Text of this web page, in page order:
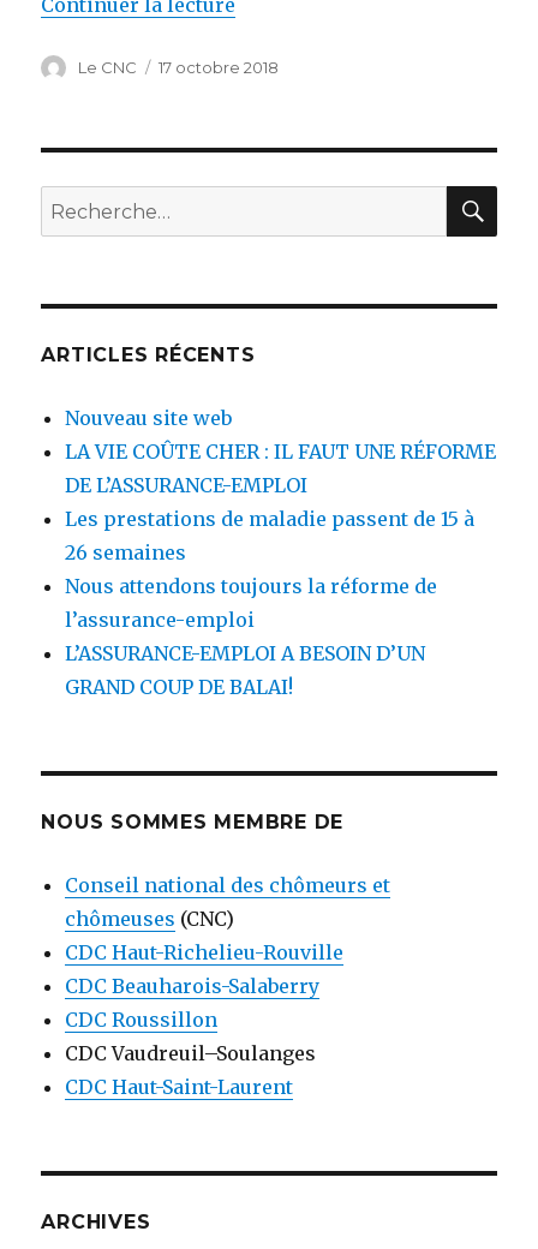
Continuer la lecture
Auteur
Le CNC
Publié
17 octobre 2018
Recherche
pour
ARTICLES RÉCENTS
Nouveau site web
LA VIE COÛTE CHER : IL FAUT UNE RÉFORME
DE L’ASSURANCE-EMPLOI
Les prestations de maladie passent de 15 à
26 semaines
Nous attendons toujours la réforme de
l’assurance-emploi
L’ASSURANCE-EMPLOI A BESOIN D’UN
GRAND COUP DE BALAI!
NOUS SOMMES MEMBRE DE
Conseil national des chômeurs et
chômeuses (CNC)
CDC Haut-Richelieu-Rouville
CDC Beauharois-Salaberry
CDC Roussillon
CDC Vaudreuil–Soulanges
CDC Haut-Saint-Laurent
ARCHIVES